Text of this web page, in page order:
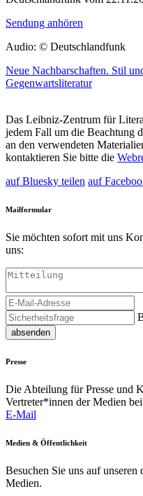
Sendung anhören
Audio: © Deutschlandfunk
Neue Nachbarschaften. Stil
Gegenwartsliteratur
Das Leibniz-Zentrum für
jedem Fall um die Beachtung
an den verwendeten
kontaktieren Sie bitte die
auf Bluesky teilen auf
Mailformular
Sie möchten sofort mit uns
uns:
absenden
Presse
Die Abteilung für Presse und
Vertreter*innen der Medien
E-Mail
Medien & Öffentlichkeit
Besuchen Sie uns auf
Medien.